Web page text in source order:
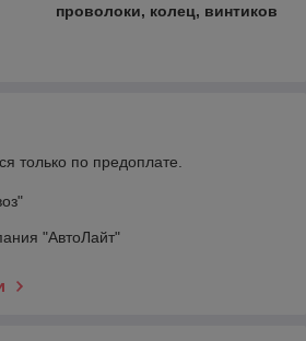
проволоки, колец, винтиков
только по предоплате.
"АвтоЛайт"